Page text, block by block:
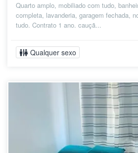
Quarto amplo, mobiliado com tudo,
completa, lavanderia, garagem fechada,
tudo. Contrato 1 ano. cauçã...
Qualquer sexo